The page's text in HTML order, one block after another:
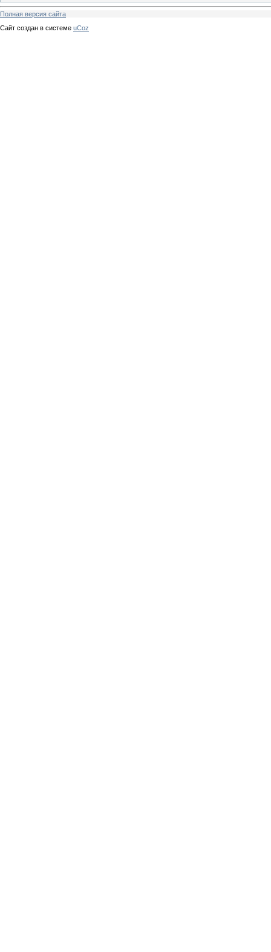
Полная версия сайта
Сайт создан в системе uCoz